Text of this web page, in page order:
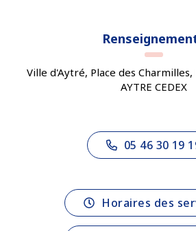
Ville d'Aytré, Place des
AYTRE CEDEX
05 46 30 19
Horaires des